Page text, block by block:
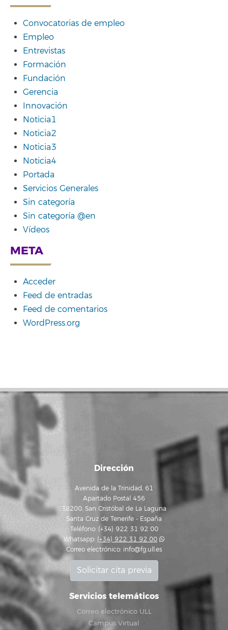
Convocatorias de empleo
Empleo
Entrevistas
Formación
Fundación
Gerencia
Innovación
Noticia1
Noticia2
Noticia3
Noticia4
Portada
Servicios Generales
Sin categoría
Sin categoría @en
Vídeos
META
Acceder
Feed de entradas
Feed de comentarios
WordPress.org
Dirección
Avenida de la Trinidad, 61
Apartado Postal 456
38200, San Cristóbal de La Laguna
Santa Cruz de Tenerife - España
Teléfono: (+34) 922 31 92 00
Whatsapp: (+34) 922 31 92 00
Correo electrónico: info@fg.ull.es
Solicitar cita previa
Servicios telemáticos
Correo electrónico ULL
Campus Virtual